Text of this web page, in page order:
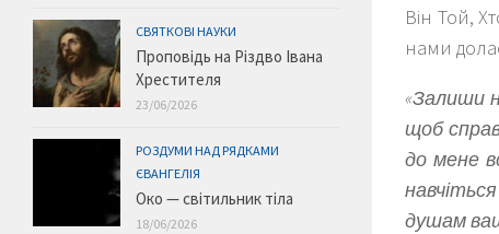
Він Той,
нами
«Залиши
щоб
до мене
душам
СВЯТКОВІ НАУКИ
Проповідь на Різдво Івана
Хрестителя
23/06/2026
РОЗДУМИ НАД РЯДКАМИ
ЄВАНГЕЛІЯ
Око — світильник тіла
18/06/2026